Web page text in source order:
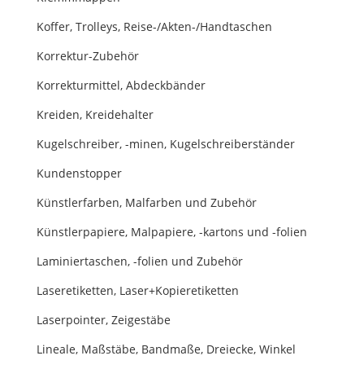
Koffer, Trolleys, Reise-/Akten-/Handtaschen
Korrektur-Zubehör
Korrekturmittel, Abdeckbänder
Kreiden, Kreidehalter
Kugelschreiber, -minen, Kugelschreiberständer
Kundenstopper
Künstlerfarben, Malfarben und Zubehör
Künstlerpapiere, Malpapiere, -kartons und -folien
Laminiertaschen, -folien und Zubehör
Laseretiketten, Laser+Kopieretiketten
Laserpointer, Zeigestäbe
Lineale, Maßstäbe, Bandmaße, Dreiecke, Winkel